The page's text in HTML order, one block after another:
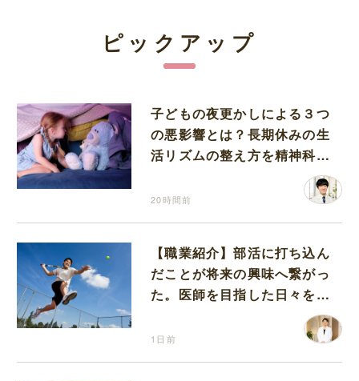
ピックアップ
子どもの夜更かしによる３つ
の悪影響とは？長期休みの生
活リズムの整え方を精神科医
20時間前
【職業紹介】部活に打ち込ん
だことが将来の興味へ繋がっ
た。医師を目指した日々を振
1日前